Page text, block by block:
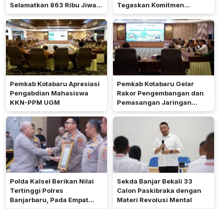
Selamatkan 863 Ribu Jiwa
dan Hemat Biaya Rehab Rp.
4,3 Triliun
Tegaskan Komitmen
Dukung Ketahanan Pangan
Pemkab Kotabaru Apresiasi
Pengabdian Mahasiswa
KKN-PPM UGM
Pemkab Kotabaru Gelar
Rakor Pengembangan dan
Pemasangan Jaringan
Listrik PLN
Polda Kalsel Berikan Nilai
Tertinggi Polres
Banjarbaru, Pada Empat
Sekda Banjar Bekali 33
Calon Paskibraka dengan
Materi Revolusi Mental